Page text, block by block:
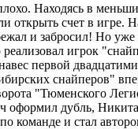
Находясь в
открыть счет в игре.
и забросил! Но уже
игрок
первой
снайперов"
"Тюменского
оформил дубль, Никита
команде и стал